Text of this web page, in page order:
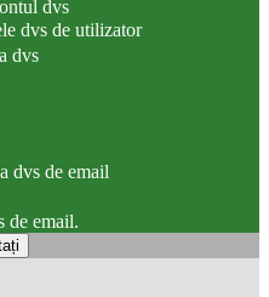
dvs
dvs de utilizator
dvs
dvs de email
de email.